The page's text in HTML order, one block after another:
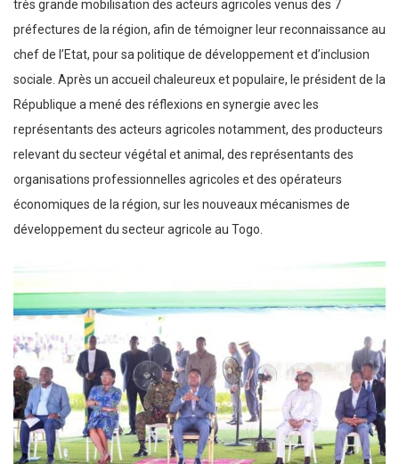
très grande mobilisation des acteurs agricoles venus des 7
préfectures de la région, afin de témoigner leur reconnaissance au
chef de l’Etat, pour sa politique de développement et d’inclusion
sociale. Après un accueil chaleureux et populaire, le président de la
République a mené des réflexions en synergie avec les
représentants des acteurs agricoles notamment, des producteurs
relevant du secteur végétal et animal, des représentants des
organisations professionnelles agricoles et des opérateurs
économiques de la région, sur les nouveaux mécanismes de
développement du secteur agricole au Togo.